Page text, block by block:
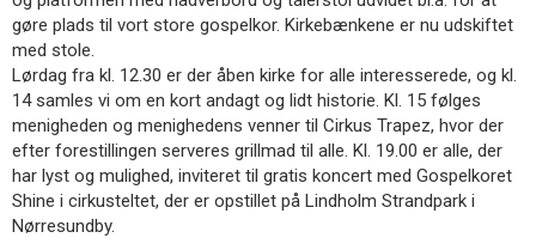
9.0:
Forside
10.0:
Nyheder
11.0:
Kalender
12.0:
Inspiration
13.0:
Værktøjskassen
14.0:
Mission
15.0:
Om
BaptistKirken
16.0:
Kontakt
gøre plads til vort store gospelkor. Kirkebænkene er nu udskiftet
med stole.
Lørdag fra kl. 12.30 er der åben kirke for alle interesserede, og kl.
14 samles vi om en kort andagt og lidt historie. Kl. 15 følges
menigheden og menighedens venner til Cirkus Trapez, hvor der
efter forestillingen serveres grillmad til alle. Kl. 19.00 er alle, der
har lyst og mulighed, inviteret til gratis koncert med Gospelkoret
Shine i cirkusteltet, der er opstillet på Lindholm Strandpark i
Nørresundby.